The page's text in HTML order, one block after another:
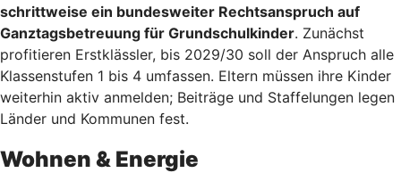
schrittweise ein bundesweiter Rechtsanspruch auf
Ganztagsbetreuung für Grundschulkinder. Zunächst
profitieren Erstklässler, bis 2029/30 soll der Anspruch alle
Klassenstufen 1 bis 4 umfassen. Eltern müssen ihre Kinder
weiterhin aktiv anmelden; Beiträge und Staffelungen legen
Länder und Kommunen fest.
Wohnen & Energie